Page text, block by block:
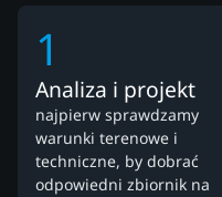
1
Analiza i projekt
najpierw sprawdzamy
warunki terenowe i
techniczne, by dobrać
odpowiedni zbiornik na